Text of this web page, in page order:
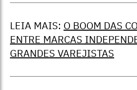
LEIA MAIS: O BOOM DAS
ENTRE MARCAS
GRANDES VAREJISTAS